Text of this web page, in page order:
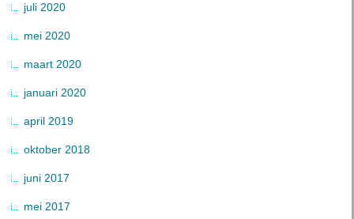
juli 2020
mei 2020
maart 2020
januari 2020
april 2019
oktober 2018
juni 2017
mei 2017